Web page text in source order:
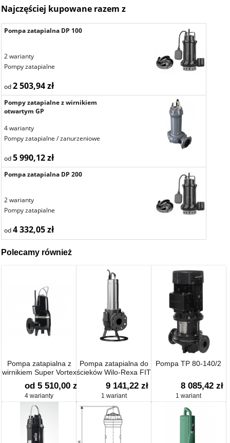
Najczęściej kupowane razem z
Pompa zatapialna DP 100
2 warianty
Pompy zatapialne
od2 503,94 zł
Pompy zatapialne z wirnikiem
otwartym GP
4 warianty
Pompy zatapialne / zanurzeniowe
od5 990,12 zł
Pompa zatapialna DP 200
2 warianty
Pompy zatapialne
od4 332,05 zł
Polecamy również
Pompa zatapialna z
wirnikiem Super Vortex
SLV.65.65.09.2.50B
od 5 510,00 zł
4 warianty
Pompa zatapialna do
ścieków Wilo-Rexa FIT
9 141,22 zł
1 wariant
Pompa TP 80-140/2
8 085,42 zł
1 wariant